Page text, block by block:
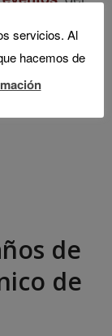
de
de
servicios. Al
hacemos de